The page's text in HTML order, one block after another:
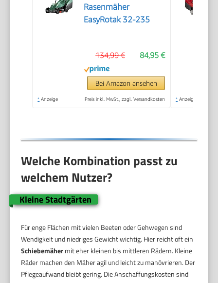
Rasenmäher
EasyRotak 32-235
84,95 €
134,99 €
Bei Amazon ansehen
* Anzeige Preis inkl. MwSt., zzgl. Versandkosten * Anzeige
Welche Kombination passt zu
welchem Nutzer?
Kleine Stadtgärten
Für enge Flächen mit vielen Beeten oder Gehwegen sind
Wendigkeit und niedriges Gewicht wichtig. Hier reicht oft ein
Schiebemähermit eher kleinen bis mittleren Rädern. Kleine
Räder machen den Mäher agil und leicht zu manövrieren. Der
Pflegeaufwand bleibt gering. Die Anschaffungskosten sind